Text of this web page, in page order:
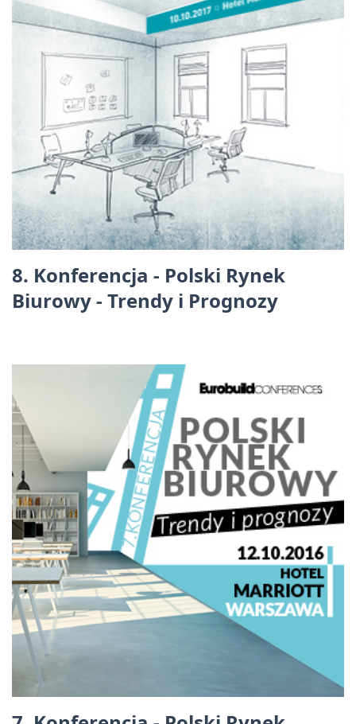
8. Konferencja - Polski Rynek
Biurowy - Trendy i Prognozy